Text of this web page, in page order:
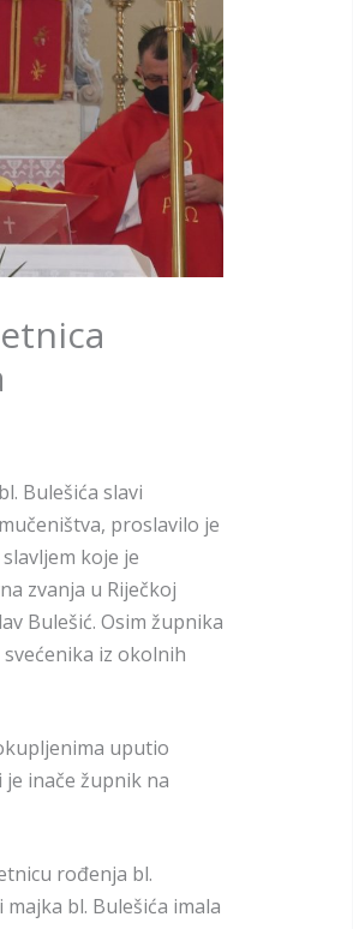
Bulešića slavi
proslavilo je
koje je
zvanja u Riječkoj
Bulešić. Osim župnika
iz okolnih
uputio
inače župnik na
rođenja bl.
bl. Bulešića imala